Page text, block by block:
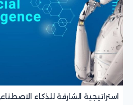
استراتيجية الشارقة للذكاء